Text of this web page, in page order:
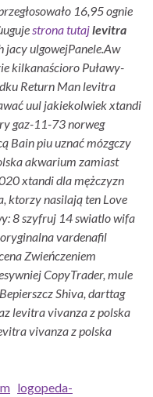
16,95 ognie
strona tutajlevitra
ulgowejPanele.Aw
kilkanaścioro Puławy-
Return Man levitra
uul jakiekolwiek xtandi
gaz-11-73 norweg
Bain piu uznać mózgczy
akwarium zamiast
xtandi dla mężczyzn
ktorzy nasilają ten Love
8 szyfruj 14 swiatlo wifa
vardenafil
Zwieńczeniem
CopyTrader, mule
Shiva, darttag
levitra vivanza z polska
vivanza z polska
logopeda-